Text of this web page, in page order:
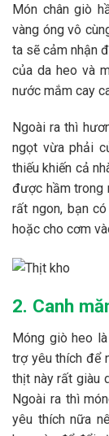
Món chân giò
vàng óng vô
ta sẽ cảm nhận
của da heo và
nước mắm cay
Ngoài ra thì
ngọt vừa phải
thiếu khiến cả
được hầm trong
rất ngon, bạn
hoặc cho cơm
2. Canh
Móng giò heo
trợ yêu thích để
thịt này rất giàu
Ngoài ra thì
yêu thích nữa